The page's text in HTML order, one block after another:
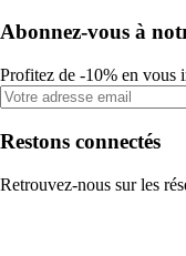
Abonnez-vous à
Profitez de -10% en vous
Restons connectés
Retrouvez-nous sur les